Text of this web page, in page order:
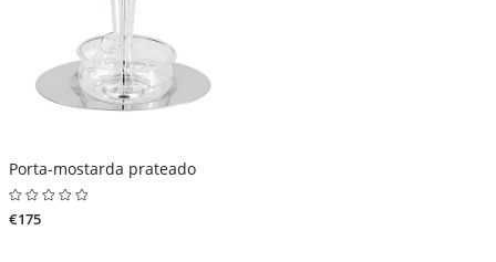
Porta-mostarda prateado
€175